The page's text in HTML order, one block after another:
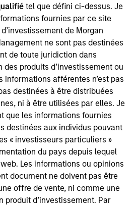
tel que défini ci-dessus. Je
fournies par ce site
de Morgan
ne sont pas destinées
de toute juridiction dans
produits d’investissement ou
informations afférentes n’est pas
destinées à être distribuées
ni à être utilisées par elles. Je
que les informations fournies
destinées aux individus pouvant
« investisseurs particuliers »
du pays depuis lequel
Les informations ou opinions
document ne doivent pas être
offre de vente, ni comme une
produit d’investissement. Par
above is provided for informational
only. There is no guarantee that
resulted in positive performance
will perform well in the future (for
and service marks above
respective owners. The information
been authorized, sponsored, or
owners. By clicking on any
that you are navigating to a
these hyperlinks to you
the inclusion of any hyperlink is
endorsement, approval,
or monitoring by us of any
any hyperlinked site. In no event
for the information contained on
site.